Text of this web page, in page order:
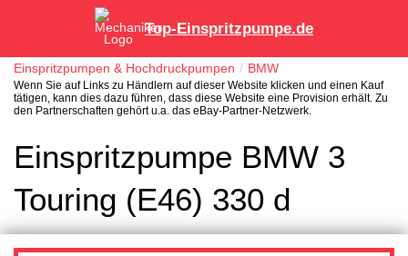
Top-Einspritzpumpe.de
Einspritzpumpen & Hochdruckpumpen BMW
Wenn Sie auf Links zu Händlern auf dieser Website klicken und einen Kauf
tätigen, kann dies dazu führen, dass diese Website eine Provision erhält. Zu
den Partnerschaften gehört u.a. das eBay-Partner-Netzwerk.
Einspritzpumpe BMW 3
Touring (E46) 330 d